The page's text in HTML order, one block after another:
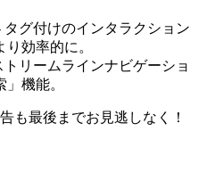
グ付けのインタラクション
効率的に。
トリームラインナビゲーショ
機能。
も最後までお見逃しなく！